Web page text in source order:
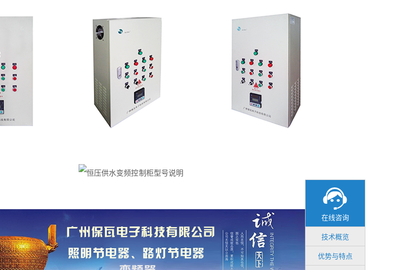
在线咨询
在线咨询
技术概览
优势与特点